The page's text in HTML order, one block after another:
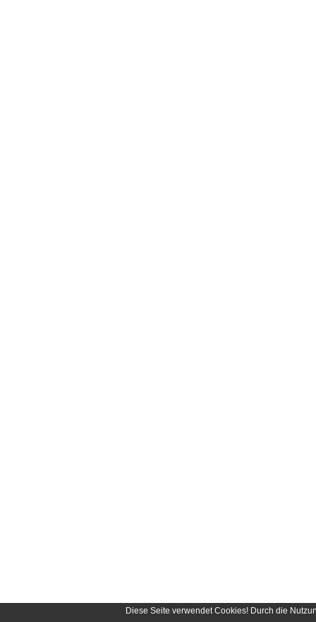
Diese Seite verwendet Cookies! Durch die